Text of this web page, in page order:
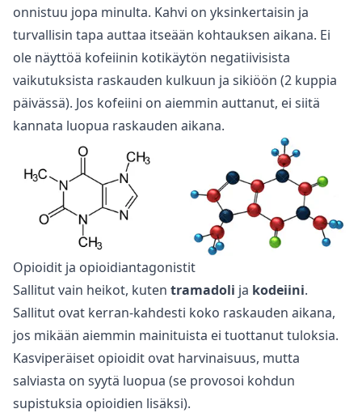
onnistuu jopa minulta. Kahvi on yksinkertaisin ja
turvallisin tapa auttaa itseään kohtauksen aikana. Ei
ole näyttöä kofeiinin kotikäytön negatiivisista
vaikutuksista raskauden kulkuun ja sikiöön (2 kuppia
päivässä). Jos kofeiini on aiemmin auttanut, ei siitä
kannata luopua raskauden aikana.
Opioidit ja opioidiantagonistit
Sallitut vain heikot, kuten tramadoli ja kodeiini.
Sallitut ovat kerran-kahdesti koko raskauden aikana,
jos mikään aiemmin mainituista ei tuottanut tuloksia.
Kasviperäiset opioidit ovat harvinaisuus, mutta
salviasta on syytä luopua (se provosoi kohdun
supistuksia opioidien lisäksi).